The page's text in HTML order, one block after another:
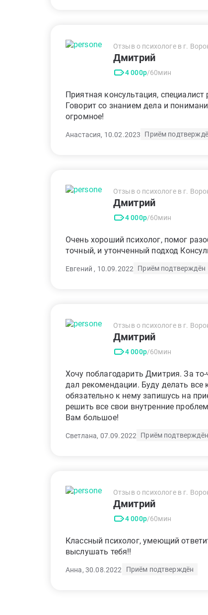
Отзыв о психологе в г.
Дмитрий
4 000р/60мин
Приятная консультация,
Говорит со знанием дела и
огромное!
Анастасия, 10.02.2023 Приём
Отзыв о психологе в г.
Дмитрий
4 000р/60мин
Очень хороший психолог, помог
точный, и утонченный подход
Евгений , 10.09.2022 Приём подтверждён
Отзыв о психологе в г.
Дмитрий
4 000р/60мин
Хочу поблагодарить Дмитрия. За
дал рекомендации. Буду делать все
обязательно к нему запишусь на
решить все свои внутренние
Вам большое!
Светлана, 07.09.2022 Приём подтверждён
Отзыв о психологе в г.
Дмитрий
4 000р/60мин
Классный психолог, умеющий
выслушать тебя!!
Анна, 30.08.2022 Приём подтверждён